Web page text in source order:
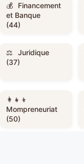
Financement
et Banque
(44)
Juridique
(37)
Mompreneuriat
(50)